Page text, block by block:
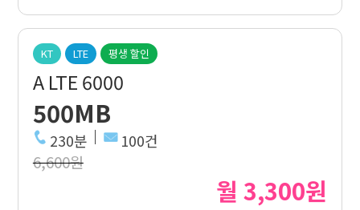
KT LTE 평생 할인
A LTE 6000
500MB
230분 100건
6,600원
월 3,300원